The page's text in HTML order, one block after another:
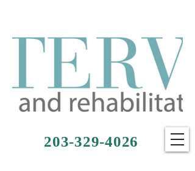
203-329-4026